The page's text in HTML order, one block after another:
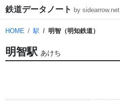
鉄道データノート by sidearrow.net
HOME 駅 明智（明知鉄道）
明智駅 あけち